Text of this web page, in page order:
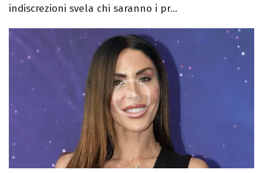
indiscrezioni svela chi saranno i pr...